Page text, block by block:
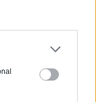
gratuit pour
carrelage